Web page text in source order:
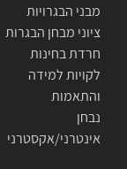
מבני הבגרויות
ציוני מבחן הבגרות
חרדת בחינות
לקויות למידה
והתאמות
נבחן
אינטרני/אקסטרני